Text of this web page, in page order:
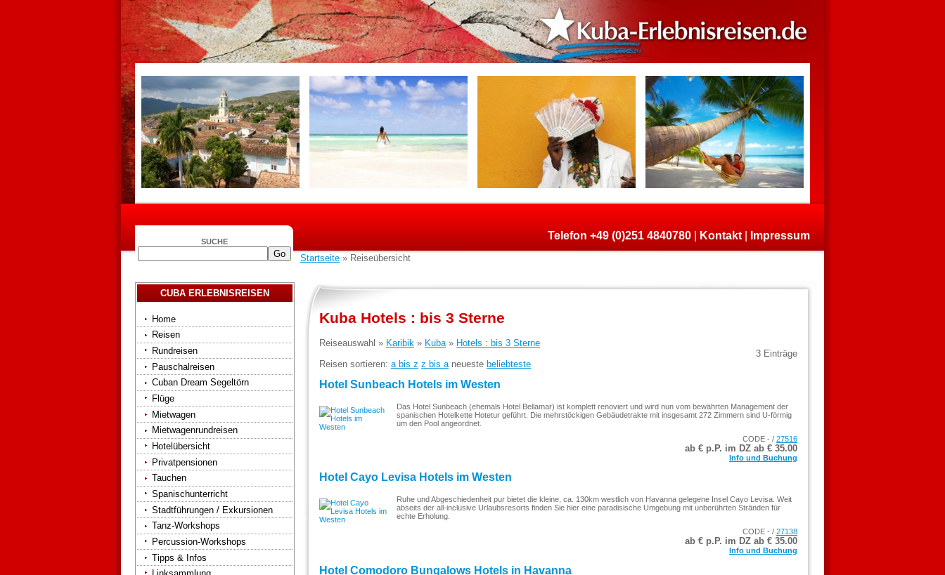
SUCHE Telefon +49 (0)251 4840780 Kontakt Impressum
Startseite » Reiseübersicht
CUBA ERLEBNISREISEN
Home
Reisen
Rundreisen
Pauschalreisen
Cuban Dream Segeltörn
Flüge
Mietwagen
Mietwagenrundreisen
Hotelübersicht
Privatpensionen
Tauchen
Spanischunterricht
Stadtführungen / Exkursionen
Tanz-Workshops
Percussion-Workshops
Tipps & Infos
Kuba Hotels : bis 3 Sterne
Reiseauswahl » Karibik » Kuba » Hotels : bis 3 Sterne
3 Einträge
Reisen sortieren: a bis z z bis a neueste beliebteste
Hotel Sunbeach Hotels im Westen
Das Hotel Sunbeach (ehemals Hotel Bellamar) ist komplett renoviert und wird nun vom bewährten Management der
spanischen Hotelkette Hotetur geführt. Die mehrstöckigen Gebäudetrakte mit insgesamt 272 Zimmern sind U-förmig
um den Pool angeordnet.
CODE - / 27516
ab € p.P. im DZ ab € 35.00
Info und Buchung
Hotel Cayo Levisa Hotels im Westen
Ruhe und Abgeschiedenheit pur bietet die kleine, ca. 130km westlich von Havanna gelegene Insel Cayo Levisa. Weit
abseits der all-inclusive Urlaubsresorts finden Sie hier eine paradisische Umgebung mit unberührten Stränden für
echte Erholung.
CODE - / 27138
ab € p.P. im DZ ab € 35.00
Info und Buchung
Hotel Comodoro Bungalows Hotels in Havanna